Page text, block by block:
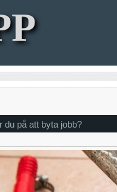
du på att byta jobb?